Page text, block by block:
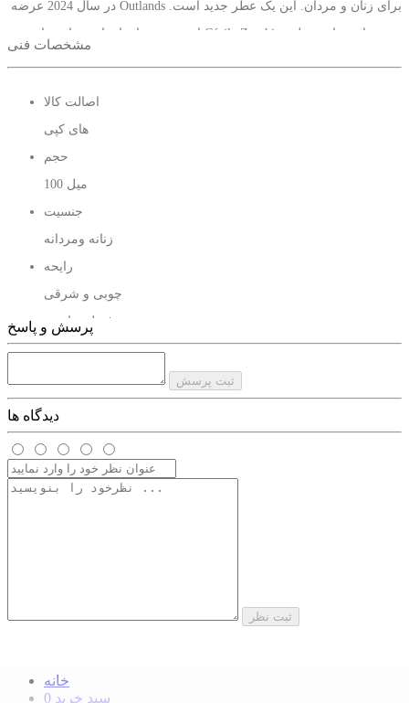
برای زنان و مردان. این یک عطر جدید است. Outlands در سال 2024 عرضه
شد. سازنده این عطر Cécile Zarokian است. نت های ابتدایی عبارتند از
ادکلن امواج اوتلندز هاردباکس مستر کوالتی عطری است که پوشندگان را
مشخصات فنی
اصالت کالا
های کپی
حجم
100 میل
جنسیت
زنانه ومردانه
رایحه
چوبی و شرقی
فصل مناسب
پرسش و پاسخ
ثبت پرسش
دیدگاه ها
ثبت نظر
خانه
0 سبد خرید